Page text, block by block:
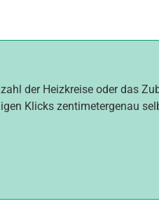
der Heizkreise oder das
Klicks zentimetergenau